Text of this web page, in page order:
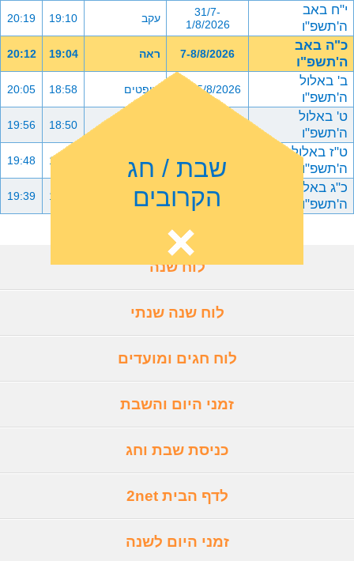
י"ח באב
ה'תשפ"ו
31/7-
1/8/2026
עקב 19:10
20:19
כ"ה באב
ה'תשפ"ו
7-8/8/2026 ראה 19:04
20:12
ב' באלול
ה'תשפ"ו
14-15/8/2026 שופטים 18:58
20:05
ט' באלול
ה'תשפ"ו
18:50
19:56
ט"ז באלול
ה'תשפ"ו
28-29/8/2026 כי תבוא 18:42
19:48
כ"ג באלול
ה'תשפ"ו
4-5/9/2026 ניצבים וילך 18:33
19:39
שבת / חג
הקרובים
לוח שנה
לוח שנה שנתי
לוח חגים ומועדים
זמני היום והשבת
כניסת שבת וחג
לדף הבית 2net
זמני היום לשנה